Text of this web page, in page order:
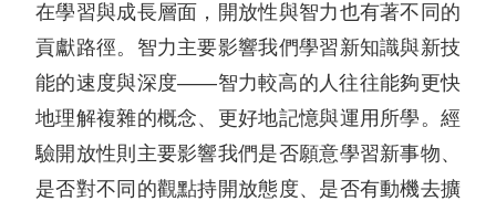
在學習與成長層面，開放性與智力也有著不同的
貢獻路徑。智力主要影響我們學習新知識與新技
能的速度與深度——智力較高的人往往能夠更快
地理解複雜的概念、更好地記憶與運用所學。經
驗開放性則主要影響我們是否願意學習新事物、
是否對不同的觀點持開放態度、是否有動機去擴